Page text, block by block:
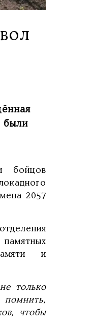
были
бойцов
2057
и
только
чтобы